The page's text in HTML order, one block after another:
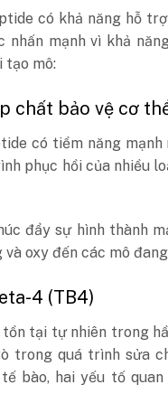
có khả năng hỗ
nhấn mạnh vì khả
tạo mô:
chất bảo vệ cơ
có tiềm năng
phục hồi của nhiều
đẩy sự hình thành
oxy đến các mô
4 (TB4)
tại tự nhiên trong
trong quá trình sửa
bào, hai yếu tố